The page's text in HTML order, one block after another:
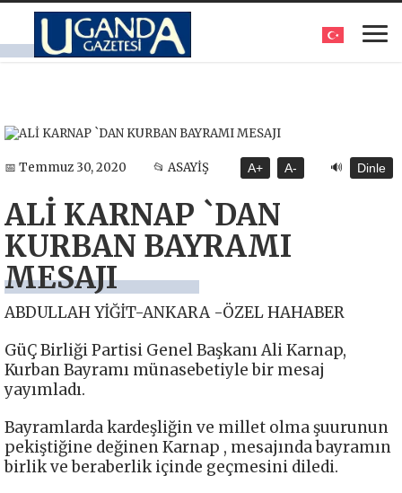
📅 Temmuz 30, 2020 📂 ASAYİŞ A+ A- 🔊 Dinle
ALİ KARNAP `DAN
KURBAN BAYRAMI
MESAJI
ABDULLAH YİĞİT-ANKARA -ÖZEL HAHABER
GüÇ Birliği Partisi Genel Başkanı Ali Karnap,
Kurban Bayramı münasebetiyle bir mesaj
yayımladı.
Bayramlarda kardeşliğin ve millet olma şuurunun
pekiştiğine değinen Karnap , mesajında bayramın
birlik ve beraberlik içinde geçmesini diledi.